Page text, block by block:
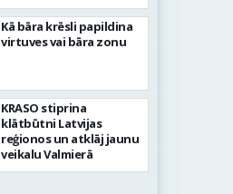
Kā bāra krēsli papildina
virtuves vai bāra zonu
KRASO stiprina
klātbūtni Latvijas
reģionos un atklāj jaunu
veikalu Valmierā